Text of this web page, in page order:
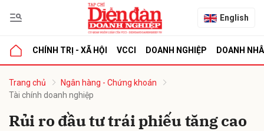
English
CHÍNH TRỊ - XÃ HỘI VCCI DOANH NGHIỆP DOANH
Trang chủ
Ngân hàng - Chứng khoán
Tài chính doanh nghiệp
Rủi ro đầu tư trái phiếu tăng cao
luận